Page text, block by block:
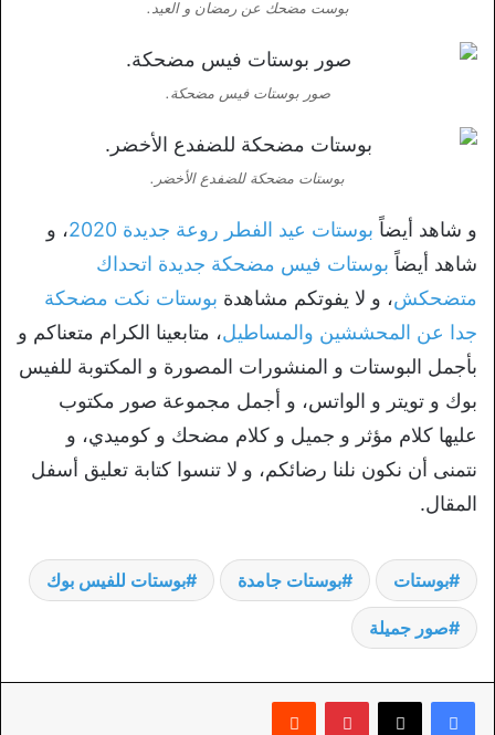
بوست مضحك عن رمضان و العيد.
صور بوستات فيس مضحكة.
بوستات مضحكة للضفدع الأخضر.
و شاهد أيضاً بوستات عيد الفطر روعة جديدة 2020
، و
شاهد أيضاً بوستات فيس مضحكة جديدة اتحداك
متضحكش، و لا يفوتكم مشاهدة بوستات نكت مضحكة
جدا عن المحششين والمساطيل، متابعينا الكرام متعناكم و
بأجمل البوستات و المنشورات المصورة و المكتوبة للفيس
بوك و تويتر و الواتس، و أجمل مجموعة صور مكتوب
عليها كلام مؤثر و جميل و كلام مضحك و كوميدي، و
نتمنى أن نكون نلنا رضائكم، و لا تنسوا كتابة تعليق أسفل
المقال.
بوستات بوستات جامدة بوستات للفيس بوك
صور جميلة
بينتيريست